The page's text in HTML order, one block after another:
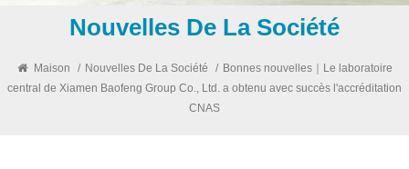
Nouvelles De La Société
Maison / Nouvelles De La Société / Bonnes nouvelles｜Le laboratoire
central de Xiamen Baofeng Group Co., Ltd. a obtenu avec succès l'accréditation
CNAS